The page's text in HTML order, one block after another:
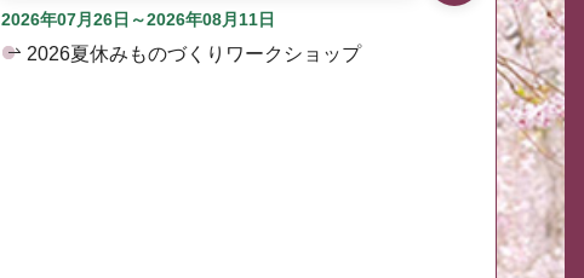
2026年07月26日～2026年08月11日
2026夏休みものづくりワークショップ